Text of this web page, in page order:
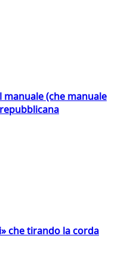
(che manuale
che tirando la corda